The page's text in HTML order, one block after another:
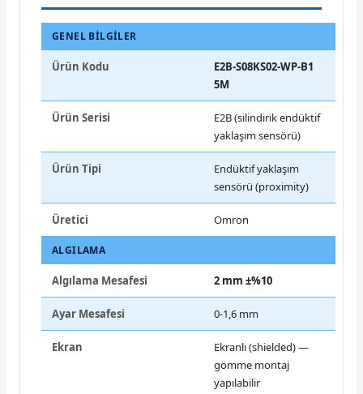
GENEL BILGILER
Ürün Kodu
E2B-S08KS02-WP-B1
5M
Ürün Serisi
E2B (silindirik endüktif
yaklaşım sensörü)
Ürün Tipi
Endüktif yaklaşım
sensörü (proximity)
Üretici Omron
ALGILAMA
Algılama Mesafesi 2 mm ±%10
Ayar Mesafesi 0-1,6 mm
Ekran
Ekranlı (shielded) —
gömme montaj
yapılabilir